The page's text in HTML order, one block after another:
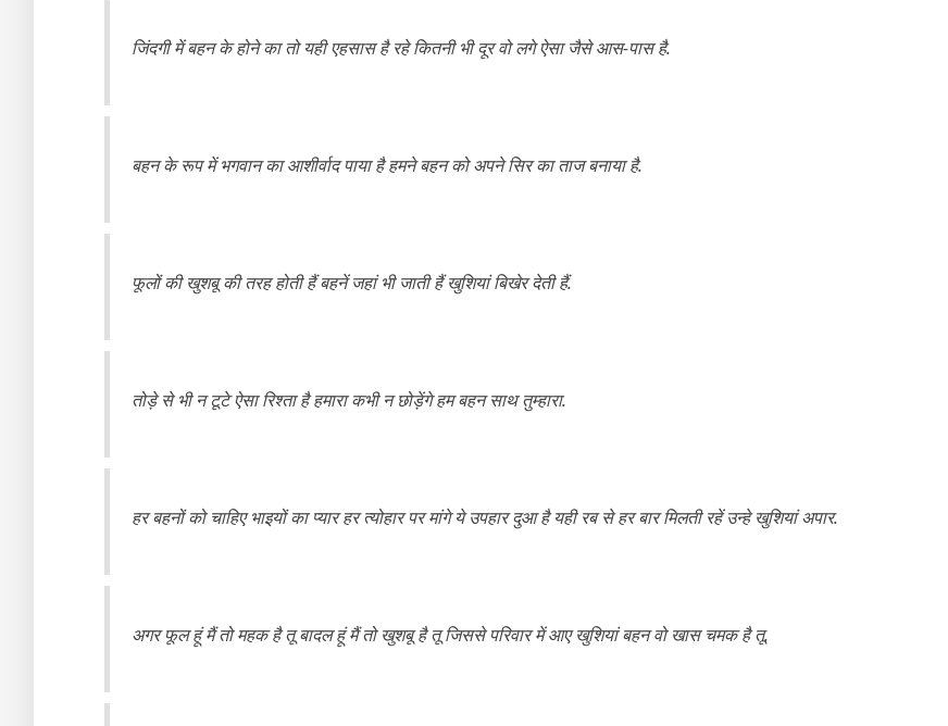
जिंदगी में बहन के होने का तो यही एहसास है रहे कितनी भी दूर वो लगे ऐसा जैसे आस-पास है.
बहन के रूप में भगवान का आशीर्वाद पाया है हमने बहन को अपने सिर का ताज बनाया है.
फूलों की खुशबू की तरह होती हैं बहनें जहां भी जाती हैं खुशियां बिखेर देती हैं.
तोड़े से भी न टूटे ऐसा रिश्ता है हमारा कभी न छोड़ेंगे हम बहन साथ तुम्हारा.
हर बहनों को चाहिए भाइयों का प्यार हर त्योहार पर मांगे ये उपहार दुआ है यही रब से हर बार मिलती रहें उन्हे खुशियां अपार.
अगर फूल हूं मैं तो महक है तू बादल हूं मैं तो खुशबू है तू जिससे परिवार में आए खुशियां बहन वो खास चमक है तू.